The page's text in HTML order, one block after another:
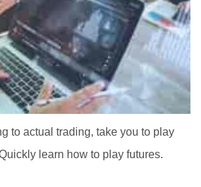
to actual trading, take you to play
learn how to play futures.